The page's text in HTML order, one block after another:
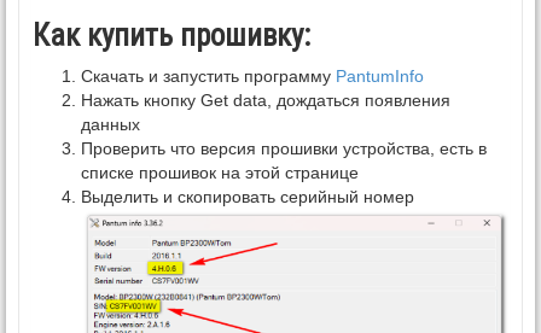
Как купить прошивку:
Скачать и запустить программу PantumInfo
Нажать кнопку Get data, дождаться появления
данных
Проверить что версия прошивки устройства, есть в
списке прошивок на этой странице
Выделить и скопировать серийный номер